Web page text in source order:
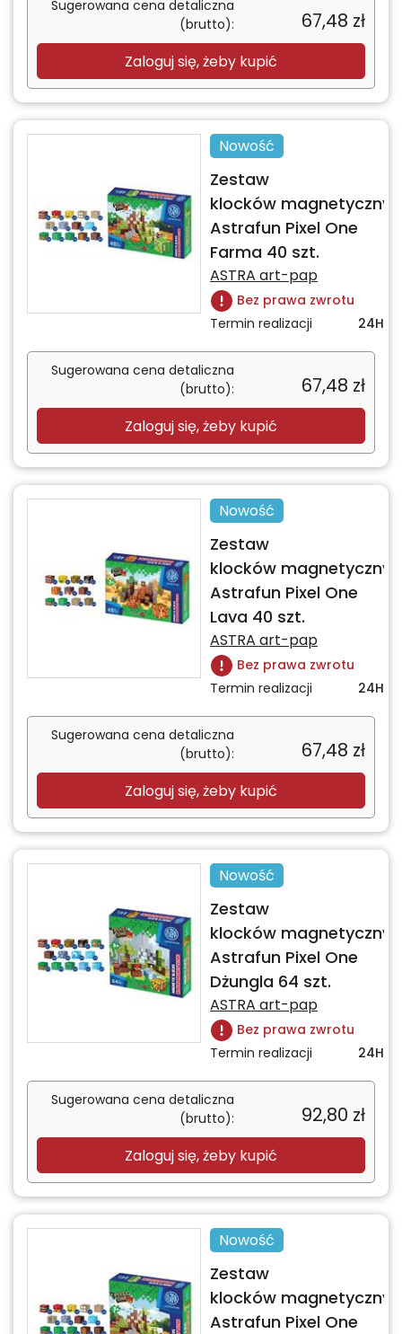
Sugerowana cena detaliczna
(brutto):
67,48 zł
Zaloguj się, żeby kupić
Nowość
Zestaw
klocków
Astrafun Pixel One
Farma 40 szt.
ASTRA art-pap
Bez prawa zwrotu
Termin realizacji
24H
Sugerowana cena detaliczna
(brutto):
67,48 zł
Zaloguj się, żeby kupić
Nowość
Zestaw
klocków
Astrafun Pixel One
Lava 40 szt.
ASTRA art-pap
Bez prawa zwrotu
Termin realizacji
24H
Sugerowana cena detaliczna
(brutto):
67,48 zł
Zaloguj się, żeby kupić
Nowość
Zestaw
klocków
Astrafun Pixel One
Dżungla 64 szt.
ASTRA art-pap
Bez prawa zwrotu
Termin realizacji
24H
Sugerowana cena detaliczna
(brutto):
92,80 zł
Zaloguj się, żeby kupić
Nowość
Zestaw
klocków
Astrafun Pixel One